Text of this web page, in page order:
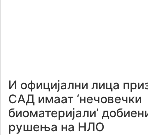
И официјални лица
САД имаат ‘нечовечки
биоматеријали’
рушења на НЛО